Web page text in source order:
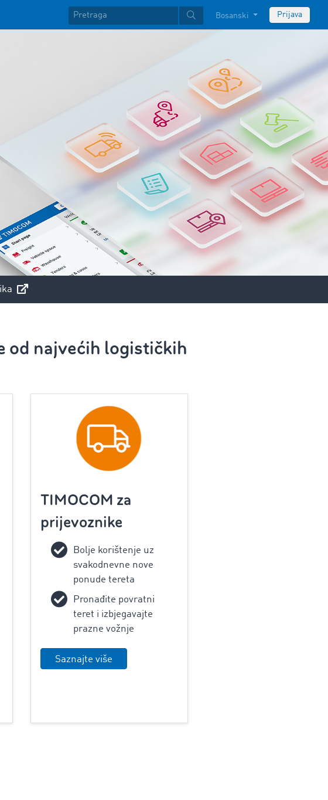
Bosanski Prijava
od najvećih logističkih
TIMOCOM za
prijevoznike
Bolje korištenje uz
svakodnevne nove
ponude tereta
Pronađite povratni
teret i izbjegavajte
prazne vožnje
Saznajte više